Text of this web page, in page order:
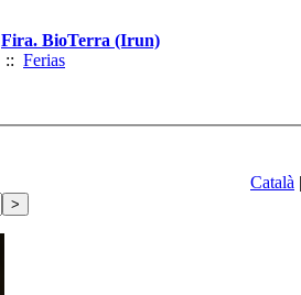
Fira. BioTerra (Irun)
:: Ferias
Català